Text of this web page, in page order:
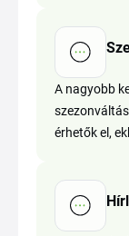
A nagyobb
érhetők el,